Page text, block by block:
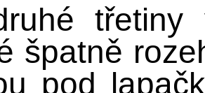
třetiny
špatně
pod